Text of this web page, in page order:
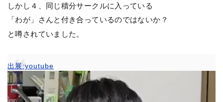
しかし４、同じ積分サークルに入っている
「わが」さんと付き合っているのではないか？
と噂されていました。
出展:youtube